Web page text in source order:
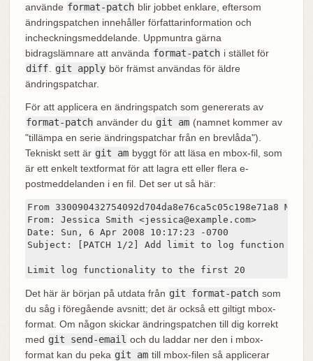
använde format-patch blir jobbet enklare, eftersom
ändringspatchen innehåller författarinformation och
incheckningsmeddelande. Uppmuntra gärna
bidragslämnare att använda format-patch i stället för
diff
git apply bör främst användas för äldre
ändringspatchar.
För att applicera en ändringspatch som genererats av
format-patch använder du git am (namnet kommer av
"tillämpa en serie ändringspatchar från en brevlåda").
Tekniskt sett är git am byggt för att läsa en mbox-fil, som
är ett enkelt textformat för att lagra ett eller flera e-
postmeddelanden i en fil. Det ser ut så här:
From 330090432754092d704da8e76ca5c05c198e71a8
From: Jessica Smith <jessica@example.com>
Date: Sun, 6 Apr 2008 10:17:23 -0700
Subject: [PATCH 1/2] Add limit to log function
Limit log functionality to the first 20
Det här är början på utdata från git format-patch som
du såg i föregående avsnitt; det är också ett giltigt mbox-
format. Om någon skickar ändringspatchen till dig korrekt
med git send-email och du laddar ner den i mbox-
format kan du peka git am till mbox-filen så applicerar